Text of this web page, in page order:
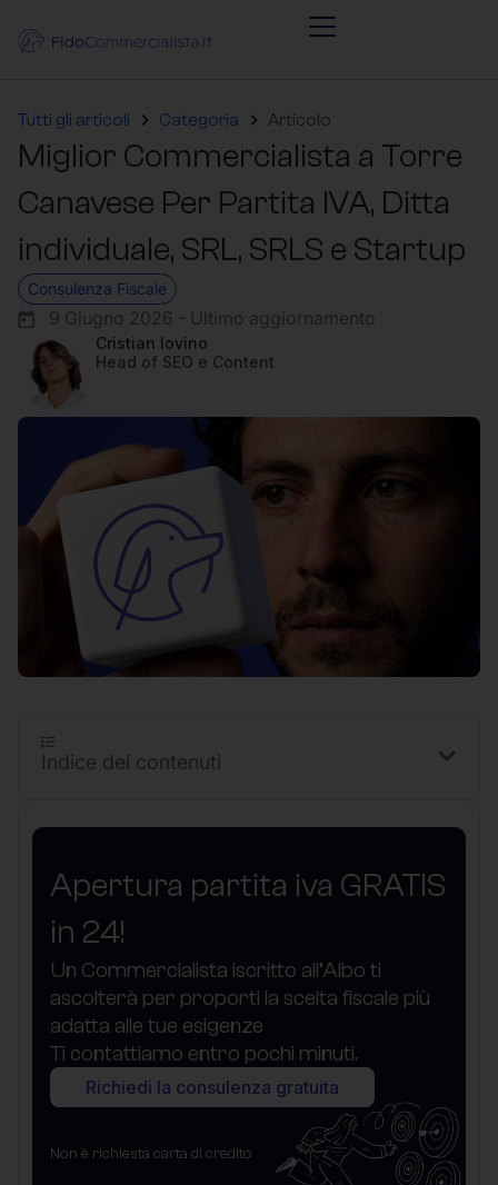
Tutti gli articoli Categoria Articolo
Miglior Commercialista a Torre
Canavese Per Partita IVA, Ditta
individuale, SRL, SRLS e Startup
Consulenza Fiscale
9 Giugno 2026 - Ultimo aggiornamento
Cristian Iovino
Head of SEO e Content
Apertura partita iva GRATIS
in 24!
Un Commercialista iscritto all’Albo ti
ascolterà per proporti la scelta fiscale più
adatta alle tue esigenze
Ti contattiamo entro pochi minuti.
Richiedi la consulenza gratuita
Non è richiesta carta di credito
Indice dei contenuti